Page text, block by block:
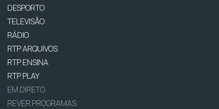
DESPORTO
TELEVISÃO
RÁDIO
RTP ARQUIVOS
RTP ENSINA
RTP PLAY
EM DIRETO
REVER PROGRAMAS